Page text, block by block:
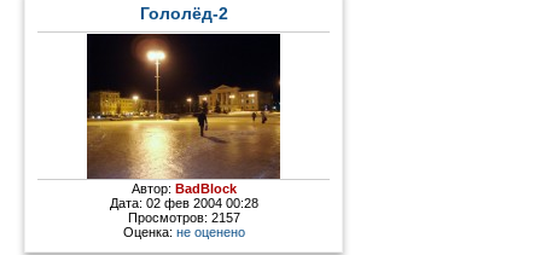
Гололёд-2
Автор: BadBlock
Дата: 02 фев 2004 00:28
Просмотров: 2157
Оценка: не оценено